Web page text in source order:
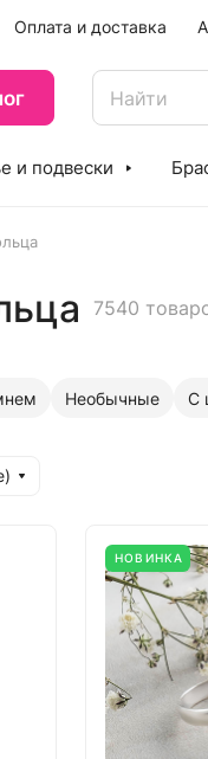
Оплата и доставка
и подвески
7540
Необычные С
НОВИНКА